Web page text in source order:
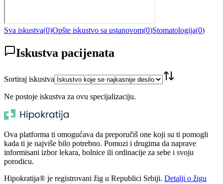
Sva iskustva(0)Opšte iskustvo sa ustanovom(0)Stomatologija(0)
Iskustva pacijenata
Sortiraj iskustva
Ne postoje iskustva za ovu specijalizaciju.
Ova platforma ti omogućava da preporučiš one koji su ti pomogli
kada ti je najviše bilo potrebno. Pomozi i drugima da naprave
informisani izbor lekara, bolnice ili ordinacije za sebe i svoju
porodicu.
Hipokratija® je registrovani žig u Republici Srbiji. Detalji o žigu